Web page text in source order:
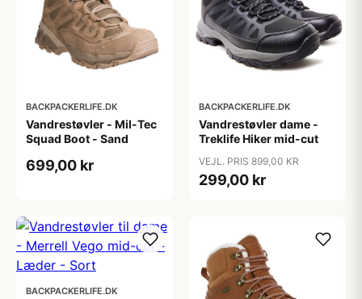
BACKPACKERLIFE.DK
Vandrestøvler - Mil-Tec
Squad Boot - Sand
699,00 kr
BACKPACKERLIFE.DK
Vandrestøvler dame -
Treklife Hiker mid-cut
VEJL. PRIS 899,00 KR
299,00 kr
BACKPACKERLIFE.DK